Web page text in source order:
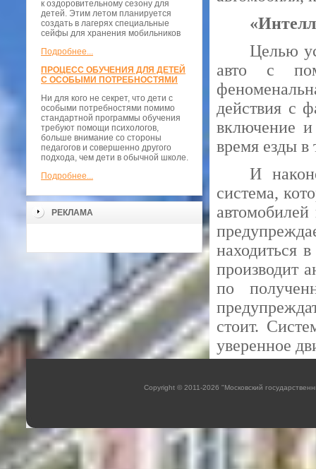
к оздоровительному сезону для
детей. Этим летом планируется
создать в лагерях специальные
сейфы для хранения мобильников
Подробнее...
ПРОЦЕСС ОБУЧЕНИЯ ДЛЯ ДЕТЕЙ
С ОСОБЫМИ ПОТРЕБНОСТЯМИ
Ни для кого не секрет, что дети с
особыми потребностями помимо
стандартной программы обучения
требуют помощи психологов,
больше внимание со стороны
педагогов и совершенно другого
подхода, чем дети в обычной школе.
Подробнее...
РЕКЛАМА
Целью
авто с
действия с
включение
время езды в
И
система,
находиться
производит
по
стоит.
уверенное
Copyright © 2011-2026 "Московский